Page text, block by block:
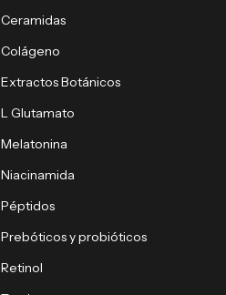
Ceramidas
Colágeno
Extractos Botánicos
L Glutamato
Melatonina
Niacinamida
Péptidos
Prebóticos y probióticos
Retinol